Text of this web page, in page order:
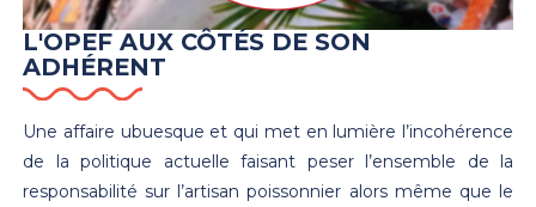
L'OPEF AUX CÔTÉS DE SON
ADHÉRENT
Une affaire ubuesque et qui met en lumière l’incohérence
de la politique actuelle faisant peser l’ensemble de la
responsabilité sur l’artisan poissonnier alors même que le